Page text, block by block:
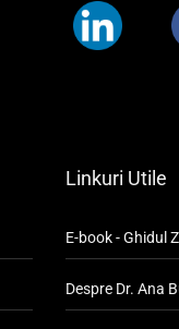
Linkuri Utile
E-book - Ghidul
Despre Dr. Ana